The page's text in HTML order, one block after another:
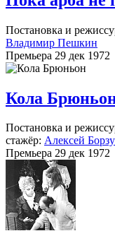
Постановка и
Владимир Пешкин
Премьера 29 дек 1972
Кола
Постановка и
стажёр: Алексей
Премьера 29 дек 1972